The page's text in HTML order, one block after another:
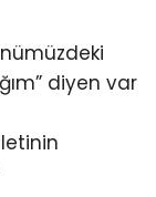
diyen var